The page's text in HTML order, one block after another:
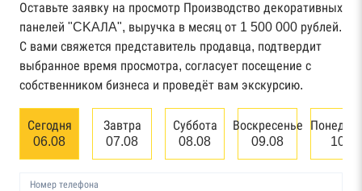
Федерального казначейства
Картотека арбитражных дел Высшего
арбитражного суда
банкротстве юридических лиц
Единый федеральный реестр сведений о
банкротстве физических лиц
Оставьте заявку на просмотр Производство декоративных
панелей "CKAЛA", выручка в месяц от 1 500 000 рублей.
С вами свяжется представитель продавца, подтвердит
выбранное время просмотра, согласует посещение с
собственником бизнеса и проведёт вам экскурсию.
Сегодня
06.08
Завтра
07.08
Суббота
08.08
Воскресенье
09.08
10.08
Номер телефона